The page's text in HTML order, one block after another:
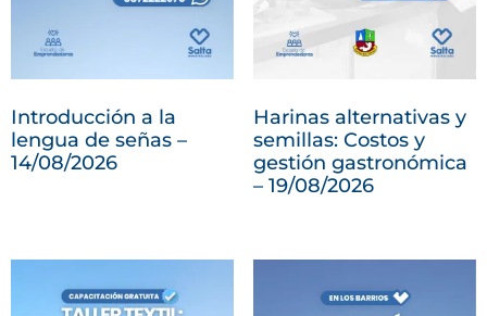
Introducción a la
lengua de señas –
14/08/2026
Harinas alternativas y
semillas: Costos y
gestión gastronómica
– 19/08/2026